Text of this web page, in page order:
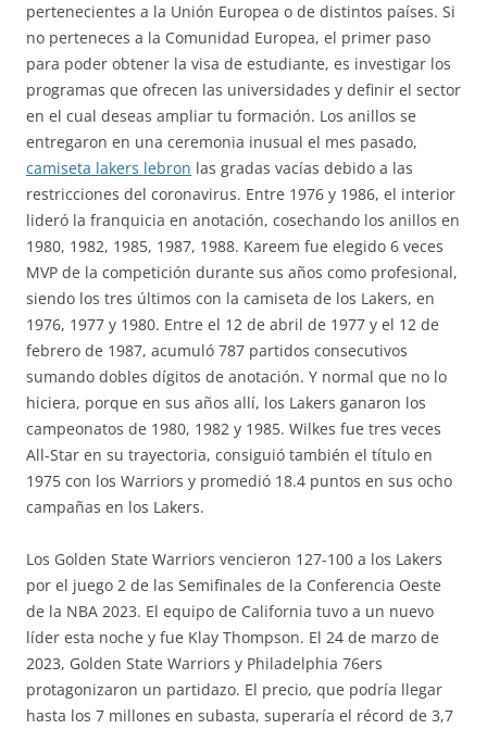
pertenecientes a la Unión Europea o de distintos países. Si
no perteneces a la Comunidad Europea, el primer paso
para poder obtener la visa de estudiante, es investigar los
programas que ofrecen las universidades y definir el sector
en el cual deseas ampliar tu formación. Los anillos se
entregaron en una ceremonia inusual el mes pasado,
camiseta lakers lebron las gradas vacías debido a las
restricciones del coronavirus. Entre 1976 y 1986, el interior
lideró la franquicia en anotación, cosechando los anillos en
1980, 1982, 1985, 1987, 1988. Kareem fue elegido 6 veces
MVP de la competición durante sus años como profesional,
siendo los tres últimos con la camiseta de los Lakers, en
1976, 1977 y 1980. Entre el 12 de abril de 1977 y el 12 de
febrero de 1987, acumuló 787 partidos consecutivos
sumando dobles dígitos de anotación. Y normal que no lo
hiciera, porque en sus años allí, los Lakers ganaron los
campeonatos de 1980, 1982 y 1985. Wilkes fue tres veces
All-Star en su trayectoria, consiguió también el título en
1975 con los Warriors y promedió 18.4 puntos en sus ocho
campañas en los Lakers.
Los Golden State Warriors vencieron 127-100 a los Lakers
por el juego 2 de las Semifinales de la Conferencia Oeste
de la NBA 2023. El equipo de California tuvo a un nuevo
líder esta noche y fue Klay Thompson. El 24 de marzo de
2023, Golden State Warriors y Philadelphia 76ers
protagonizaron un partidazo. El precio, que podría llegar
hasta los 7 millones en subasta, superaría el récord de 3,7